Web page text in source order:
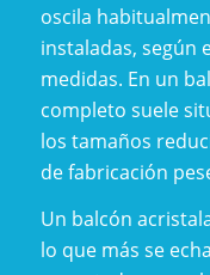
oscila
instaladas, según
medidas. En un
completo suele
los tamaños
de fabricación
Un balcón
lo que más se